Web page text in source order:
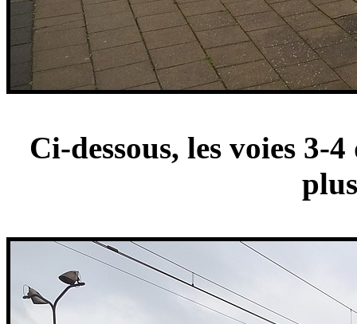
Ci-dessous, les voies 3-